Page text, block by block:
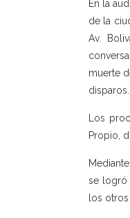
En la
de la
Av.
muerte
disparos.
Los
Propio,
se logró
los